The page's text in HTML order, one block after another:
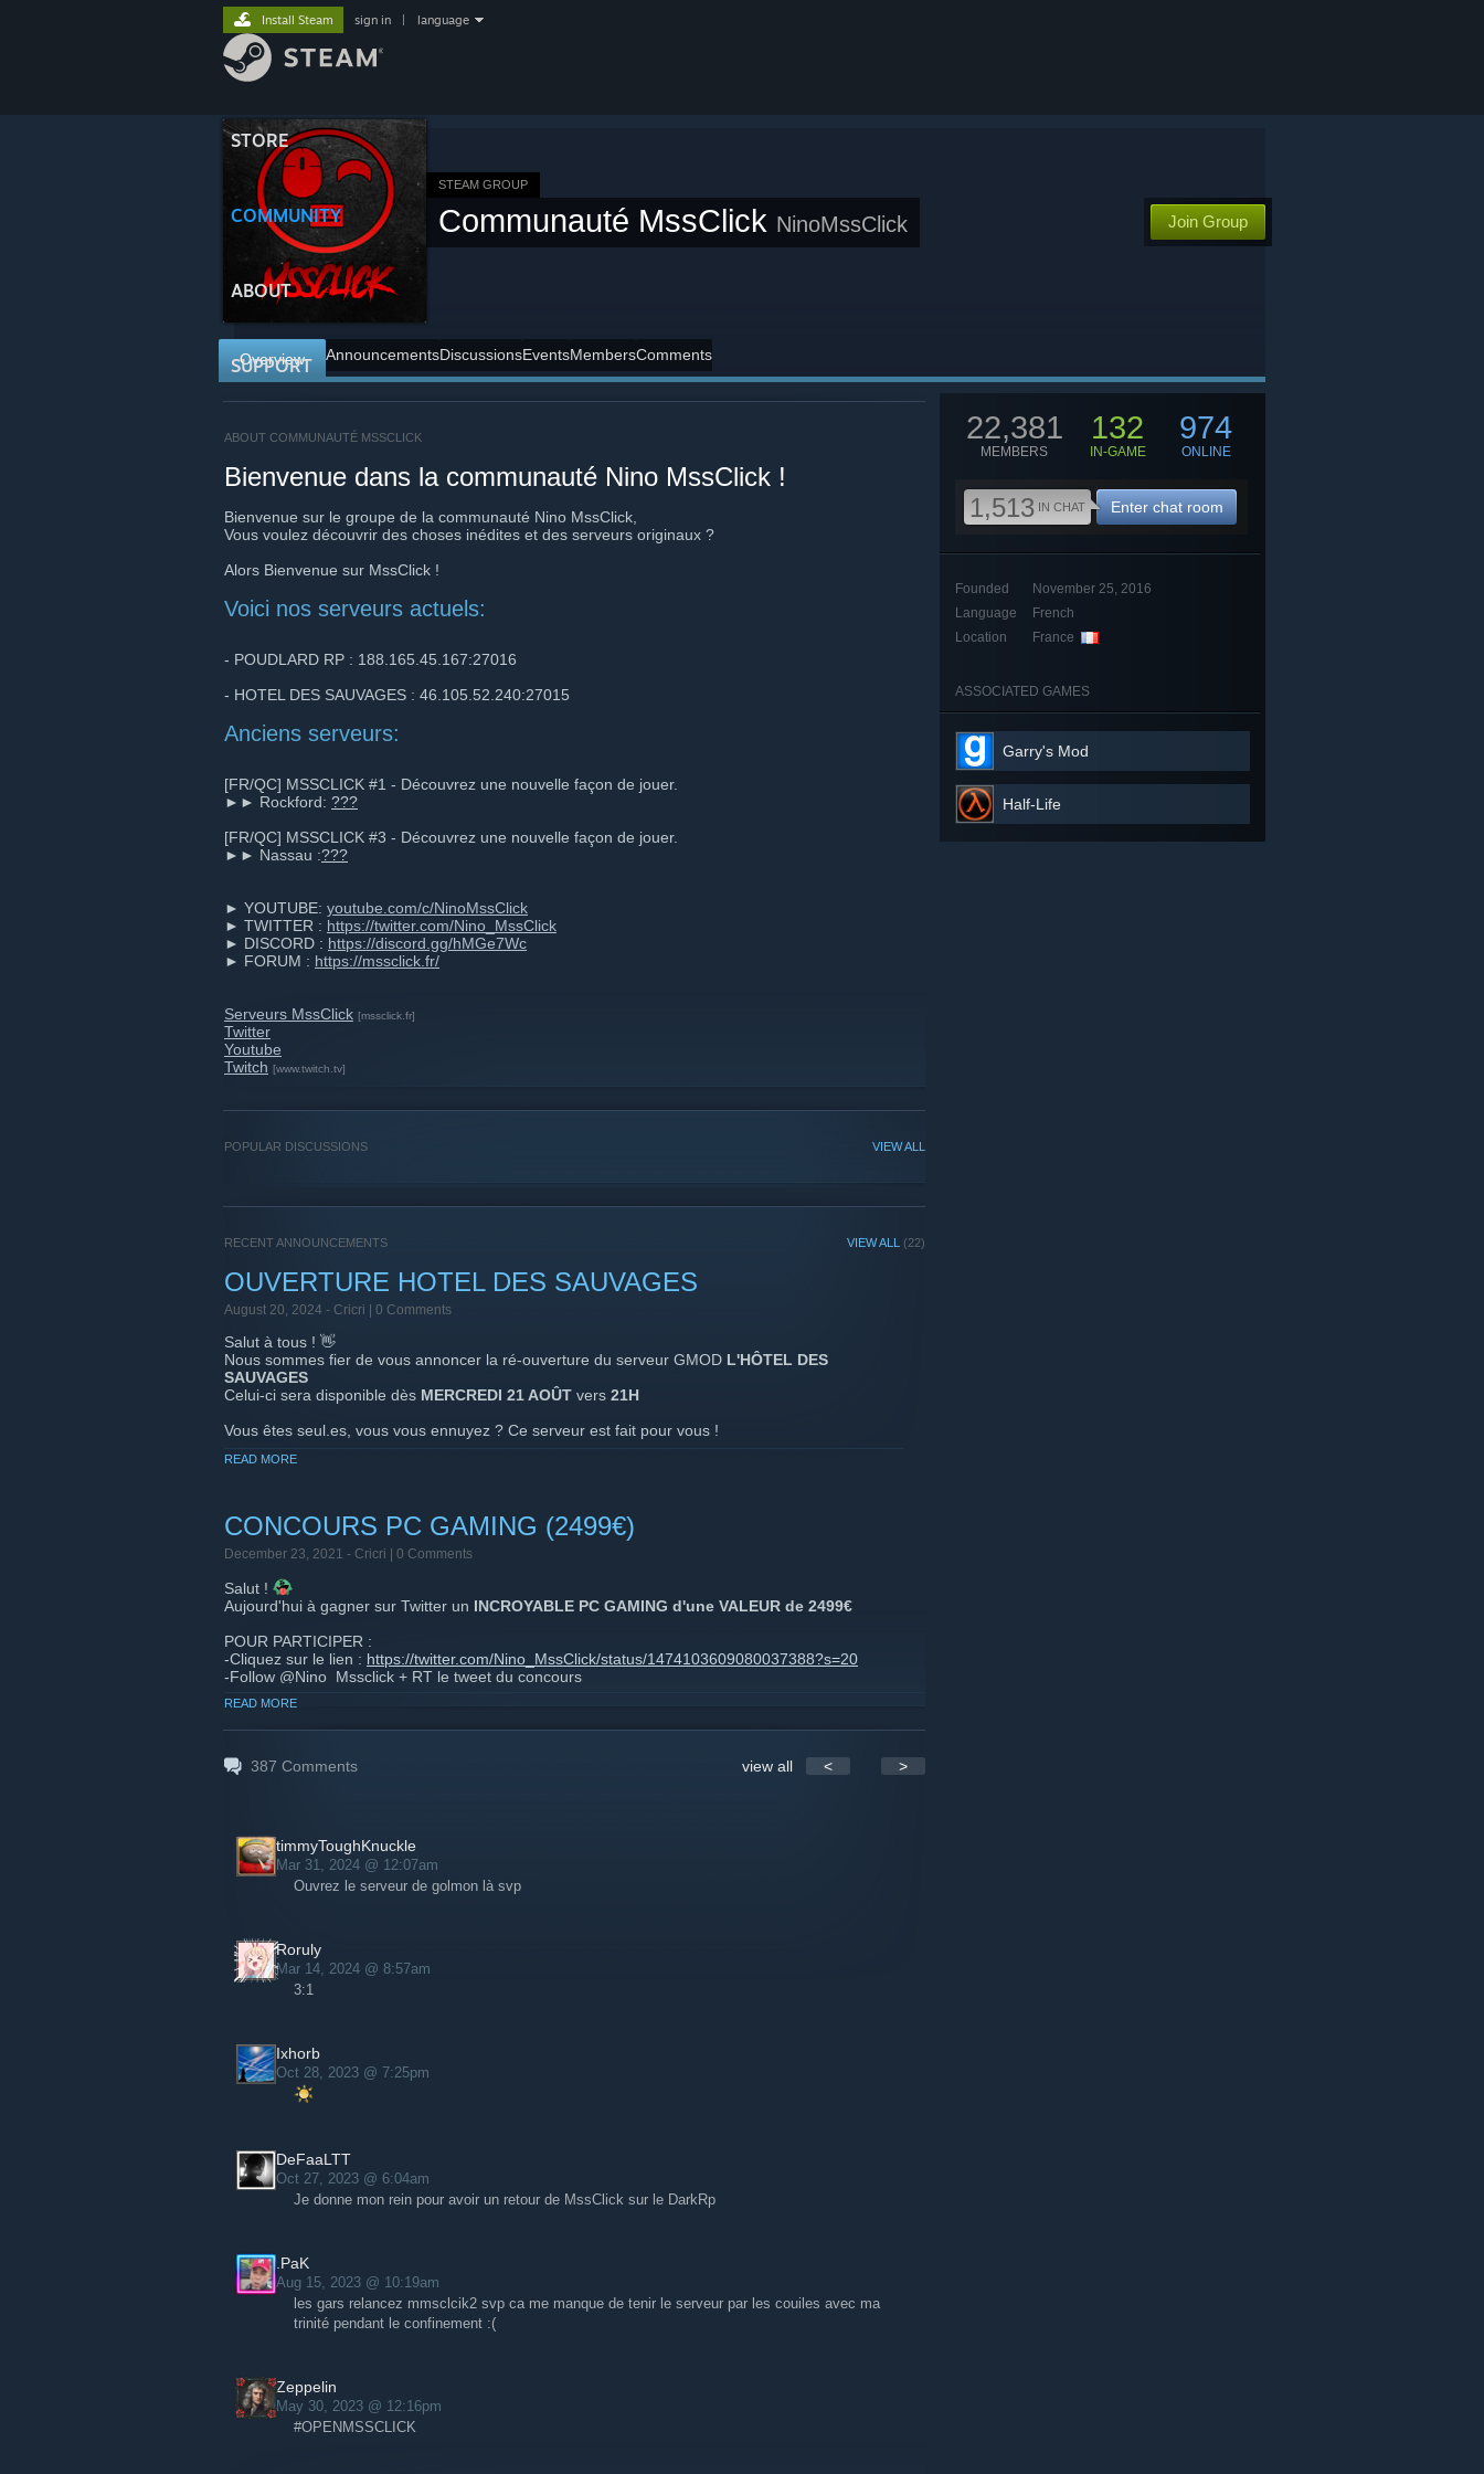
STORE
COMMUNITY
ABOUT
SUPPORT
Install Steam sign in language
STEAM GROUP
Communauté MssClick NinoMssClick Join Group
Overview AnnouncementsDiscussionsEventsMembersComments
ABOUT COMMUNAUTÉ MSSCLICK
Bienvenue dans la communauté Nino MssClick !
Bienvenue sur le groupe de la communauté Nino MssClick,
Vous voulez découvrir des choses inédites et des serveurs originaux ?
Alors Bienvenue sur MssClick !
Voici nos serveurs actuels:
- POUDLARD RP : 188.165.45.167:27016
- HOTEL DES SAUVAGES : 46.105.52.240:27015
Anciens serveurs:
[FR/QC] MSSCLICK #1 - Découvrez une nouvelle façon de jouer.
►► Rockford: ???
[FR/QC] MSSCLICK #3 - Découvrez une nouvelle façon de jouer.
►► Nassau :???
► YOUTUBE: youtube.com/c/NinoMssClick
► TWITTER : https://twitter.com/Nino_MssClick
► DISCORD : https://discord.gg/hMGe7Wc
► FORUM : https://mssclick.fr/
Serveurs MssClick [mssclick.fr]
Twitter
Youtube
Twitch [www.twitch.tv]
VIEW ALL
POPULAR DISCUSSIONS
VIEW ALL (22)
RECENT ANNOUNCEMENTS
OUVERTURE HOTEL DES SAUVAGES
August 20, 2024 - Cricri | 0 Comments
Salut à tous ! 👋
Nous sommes fier de vous annoncer la ré-ouverture du serveur GMOD L'HÔTEL DES
SAUVAGES
Celui-ci sera disponible dès MERCREDI 21 AOÛT vers 21H
Vous êtes seul.es, vous vous ennuyez ? Ce serveur est fait pour vous !
!
Pour se connecter :https://mssclick.fr/
IP du serveur : 46.105.52.240:27015
DISCORD :https://discord.gg/nino-mssclick
https://youtu.be/M9t-Qcim3h8
READ MORE
CONCOURS PC GAMING (2499€)
December 23, 2021 - Cricri | 0 Comments
Salut !
Aujourd'hui à gagner sur Twitter un INCROYABLE PC GAMING d'une VALEUR de 2499€
POUR PARTICIPER :
-Cliquez sur le lien : https://twitter.com/Nino_MssClick/status/1474103609080037388?s=20
-Follow @Nino_Mssclick + RT le tweet du concours
READ MORE
387 Comments view all < >
timmyToughKnuckle
Mar 31, 2024 @ 12:07am
Ouvrez le serveur de golmon là svp
Roruly
Mar 14, 2024 @ 8:57am
3:1
Ixhorb
Oct 28, 2023 @ 7:25pm
DeFaaLTT
Oct 27, 2023 @ 6:04am
Je donne mon rein pour avoir un retour de MssClick sur le DarkRp
.PaK
Aug 15, 2023 @ 10:19am
les gars relancez mmsclcik2 svp ca me manque de tenir le serveur par les couiles avec ma
trinité pendant le confinement :(
Zeppelin
May 30, 2023 @ 12:16pm
#OPENMSSCLICK
22,381
MEMBERS
132
IN-GAME
974
ONLINE
1,513 IN CHAT Enter chat room
Founded
November 25, 2016
Language
French
Location
France
ASSOCIATED GAMES
Garry's Mod
Half-Life